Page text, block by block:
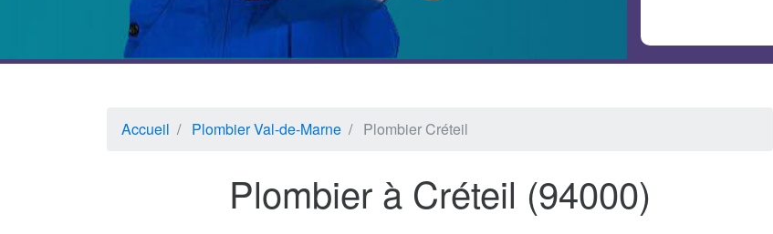
Accueil Plombier Val-de-Marne Plombier Créteil
Plombier à Créteil (94000)